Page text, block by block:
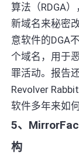
算法（RDGA
新域名来秘密
意软件的DGA
个域名，用于
罪活动。报告
Revolver
软件多年来如
5、
构